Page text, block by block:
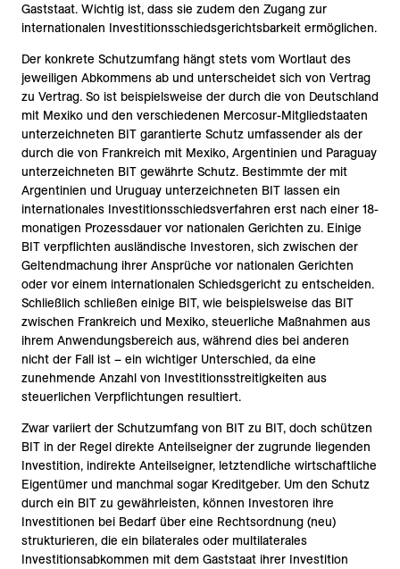
Gaststaat. Wichtig ist, dass sie zudem den Zugang zur
internationalen Investitionsschiedsgerichtsbarkeit ermöglichen.
Der konkrete Schutzumfang hängt stets vom Wortlaut des
jeweiligen Abkommens ab und unterscheidet sich von Vertrag
zu Vertrag. So ist beispielsweise der durch die von Deutschland
mit Mexiko und den verschiedenen Mercosur-Mitgliedstaaten
unterzeichneten BIT garantierte Schutz umfassender als der
durch die von Frankreich mit Mexiko, Argentinien und Paraguay
unterzeichneten BIT gewährte Schutz. Bestimmte der mit
Argentinien und Uruguay unterzeichneten BIT lassen ein
internationales Investitionsschiedsverfahren erst nach einer 18-
monatigen Prozessdauer vor nationalen Gerichten zu. Einige
BIT verpflichten ausländische Investoren, sich zwischen der
Geltendmachung ihrer Ansprüche vor nationalen Gerichten
oder vor einem internationalen Schiedsgericht zu entscheiden.
Schließlich schließen einige BIT, wie beispielsweise das BIT
zwischen Frankreich und Mexiko, steuerliche Maßnahmen aus
ihrem Anwendungsbereich aus, während dies bei anderen
nicht der Fall ist – ein wichtiger Unterschied, da eine
zunehmende Anzahl von Investitionsstreitigkeiten aus
steuerlichen Verpflichtungen resultiert.
Zwar variiert der Schutzumfang von BIT zu BIT, doch schützen
BIT in der Regel direkte Anteilseigner der zugrunde liegenden
Investition, indirekte Anteilseigner, letztendliche wirtschaftliche
Eigentümer und manchmal sogar Kreditgeber. Um den Schutz
durch ein BIT zu gewährleisten, können Investoren ihre
Investitionen bei Bedarf über eine Rechtsordnung (neu)
strukturieren, die ein bilaterales oder multilaterales
Investitionsabkommen mit dem Gaststaat ihrer Investition